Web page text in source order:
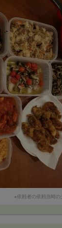
込み
煮
野菜カット
希望のものを
ださり、ありがとうご
※依頼者の依頼当時の